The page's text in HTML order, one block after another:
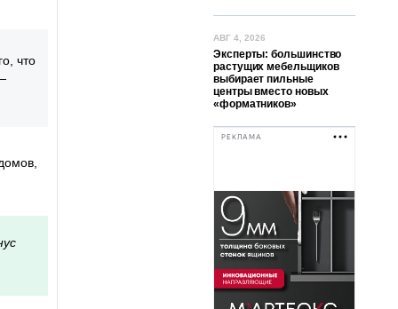
что
АВГ 4, 2026
Эксперты: большинство
растущих мебельщиков
выбирает пильные
центры вместо новых
«форматников»
РЕКЛАМА